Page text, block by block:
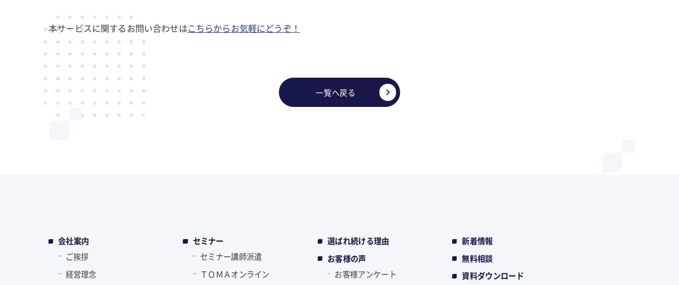
本サービスに関するお問い合わせはこちらからお気軽にどうぞ！
一覧へ戻る
会社案内
ご挨拶
経営理念
セミナー
セミナー講師派遣
ＴＯＭＡオンライン
選ばれ続ける理由
お客様の声
お客様アンケート
新着情報
無料相談
資料ダウンロード